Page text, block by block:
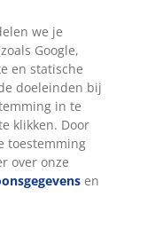
we je
Google,
en statische
doeleinden bij
in te
klikken. Door
toestemming
over onze
en